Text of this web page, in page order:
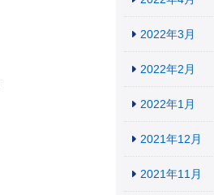
2022年3月
2022年2月
2022年1月
2021年12月
2021年11月